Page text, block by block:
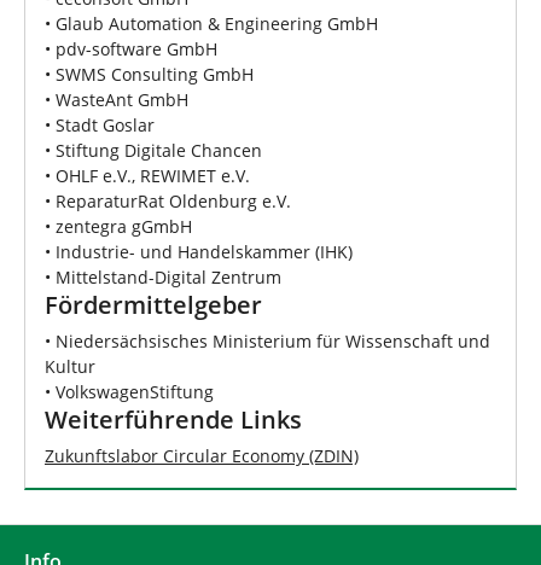
• Glaub Automation & Engineering GmbH
• pdv-software GmbH
• SWMS Consulting GmbH
• WasteAnt GmbH
• Stadt Goslar
• Stiftung Digitale Chancen
• OHLF e.V., REWIMET e.V.
• ReparaturRat Oldenburg e.V.
• zentegra gGmbH
• Industrie- und Handelskammer (IHK)
• Mittelstand-Digital Zentrum
Fördermittelgeber
• Niedersächsisches Ministerium für Wissenschaft und
Kultur
• VolkswagenStiftung
Weiterführende Links
Zukunftslabor Circular Economy (ZDIN)